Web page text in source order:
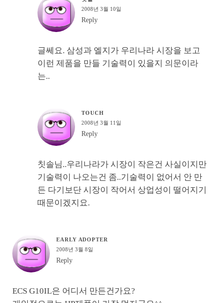
2008년 3월 10일
Reply
글쎄요. 삼성과 엘지가 우리나라 시장을 보고
이런 제품을 만들 기술력이 있을지 의문이라
는..
TOUCH
2008년 3월 11일
Reply
칫솔님..우리나라가 시장이 작은건 사실이지만
기술력이 나오는건 좀..기술력이 없어서 안 만
든 다기보단 시장이 작어서 상업성이 떨어지기
때문이겠지요.
EARLY ADOPTER
2008년 3월 8일
Reply
ECS G10IL은 어디서 만든건가요?